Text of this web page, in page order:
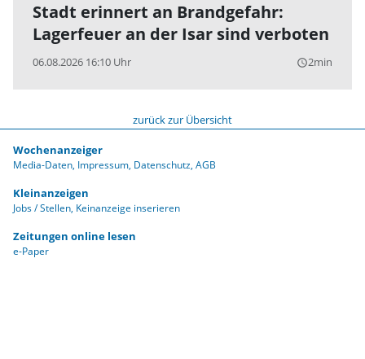
Stadt erinnert an Brandgefahr:
Lagerfeuer an der Isar sind verboten
06.08.2026 16:10 Uhr query_builder2min
zurück zur Übersicht
Wochenanzeiger
Media-Daten Impressum Datenschutz AGB
Kleinanzeigen
Jobs / Stellen Keinanzeige inserieren
Zeitungen online lesen
e-Paper